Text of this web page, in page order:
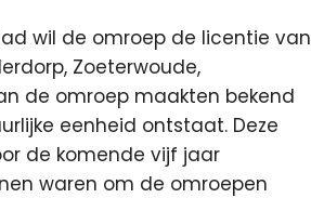
wil de omroep de licentie van
Zoeterwoude,
de omroep maakten bekend
eenheid ontstaat. Deze
de komende vijf jaar
waren om de omroepen